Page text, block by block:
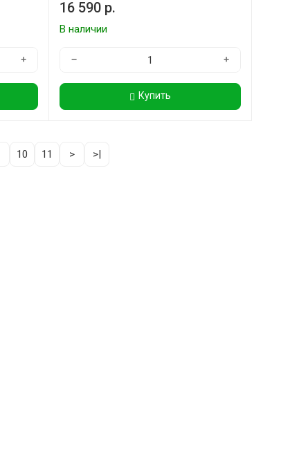
+
16 590 р.
В наличии
− +
Купить
10 11 > >|